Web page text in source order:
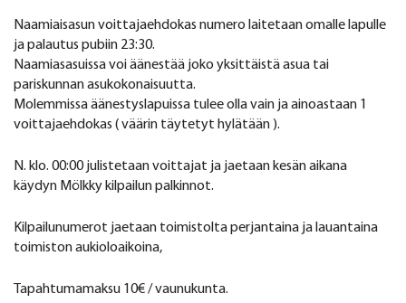
Naamiaisasun voittajaehdokas numero laitetaan omalle lapulle
ja palautus pubiin 23:30.
Naamiasasuissa voi äänestää joko yksittäistä asua tai
pariskunnan asukokonaisuutta.
Molemmissa äänestyslapuissa tulee olla vain ja ainoastaan 1
voittajaehdokas ( väärin täytetyt hylätään ).
N. klo. 00:00 julistetaan voittajat ja jaetaan kesän aikana
käydyn Mölkky kilpailun palkinnot.
Kilpailunumerot jaetaan toimistolta perjantaina ja lauantaina
toimiston aukioloaikoina,
Tapahtumamaksu 10€ / vaunukunta.